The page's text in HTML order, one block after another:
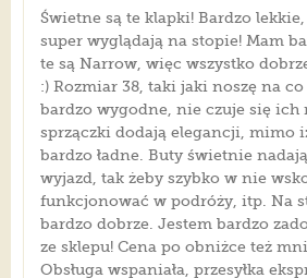
Świetne są te klapki! Bardzo
super wyglądają na stopie! Mam
te są Narrow, więc wszystko
:) Rozmiar 38, taki jaki noszę na
bardzo wygodne, nie czuje się ich
sprzączki dodają elegancji, mimo
bardzo ładne. Buty świetnie
wyjazd, tak żeby szybko w nie
funkcjonować w podróży, itp. Na
bardzo dobrze. Jestem bardzo
ze sklepu! Cena po obniżce też
Obsługa wspaniała, przesyłka